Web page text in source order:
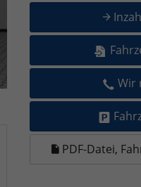
Wir
PDF-Datei,